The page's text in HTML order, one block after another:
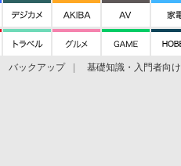
バックアップ 基礎知識・入門者向け